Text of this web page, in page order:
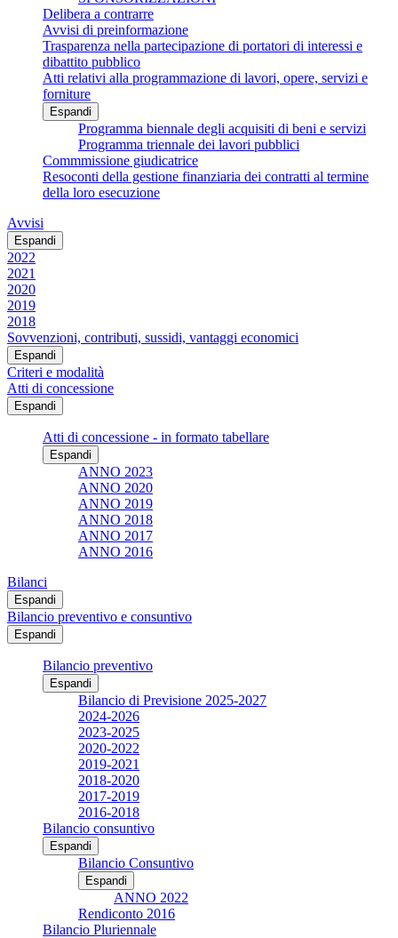
Delibera a contrarre
Avvisi di preinformazione
Trasparenza nella partecipazione di portatori di interessi e
dibattito pubblico
Atti relativi alla programmazione di lavori, opere, servizi e
forniture
Espandi
Programma biennale degli acquisiti di beni e servizi
Programma triennale dei lavori pubblici
Commmissione giudicatrice
Resoconti della gestione finanziaria dei contratti al termine
della loro esecuzione
Avvisi
Espandi
2022
2021
2020
2019
2018
Sovvenzioni, contributi, sussidi, vantaggi economici
Espandi
Criteri e modalità
Atti di concessione
Espandi
Atti di concessione - in formato tabellare
Espandi
ANNO 2023
ANNO 2020
ANNO 2019
ANNO 2018
ANNO 2017
ANNO 2016
Bilanci
Espandi
Bilancio preventivo e consuntivo
Espandi
Bilancio preventivo
Espandi
Bilancio di Previsione 2025-2027
2024-2026
2023-2025
2020-2022
2019-2021
2018-2020
2017-2019
2016-2018
Bilancio consuntivo
Espandi
Bilancio Consuntivo
Espandi
ANNO 2022
Rendiconto 2016
Bilancio Pluriennale